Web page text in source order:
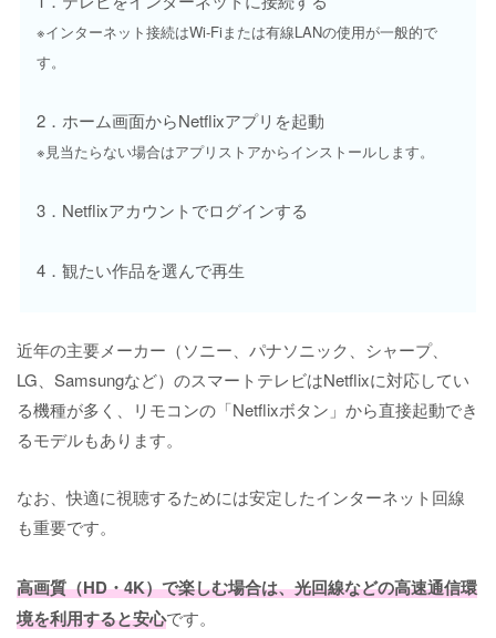
※インターネット接続はWi-Fiまたは有線LANの使用が一般的で
す。
2．ホーム画面からNetflixアプリを起動
※見当たらない場合はアプリストアからインストールします。
3．Netflixアカウントでログインする
4．観たい作品を選んで再生
近年の主要メーカー（ソニー、パナソニック、シャープ、
LG、Samsungなど）のスマートテレビはNetflixに対応してい
る機種が多く、リモコンの「Netflixボタン」から直接起動でき
るモデルもあります。
なお、快適に視聴するためには安定したインターネット回線
も重要です。
高画質（HD・4K）で楽しむ場合は、光回線などの高速通信環
境を利用すると安心です。